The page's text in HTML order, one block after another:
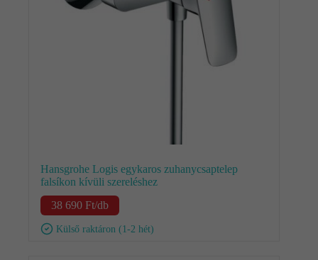
Hansgrohe Logis egykaros zuhanycsaptelep
falsíkon kívüli szereléshez
38 690 Ft/db
Külső raktáron (1-2 hét)